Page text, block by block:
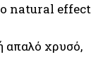
natural effect
απαλό χρυσό,